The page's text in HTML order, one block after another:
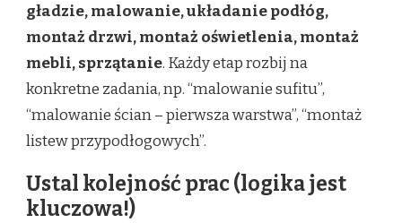
gładzie, malowanie, układanie podłóg,
montaż drzwi, montaż oświetlenia, montaż
mebli, sprzątanie. Każdy etap rozbij na
konkretne zadania, np. “malowanie sufitu”,
“malowanie ścian – pierwsza warstwa”, “montaż
listew przypodłogowych”.
Ustal kolejność prac (logika jest
kluczowa!)